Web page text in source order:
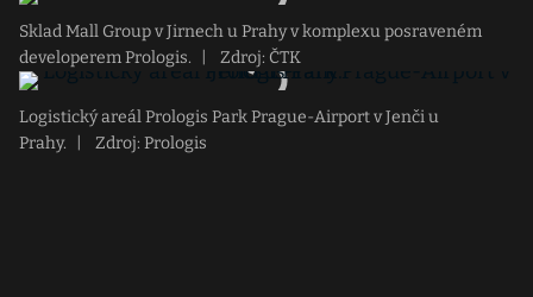
Sklad Mall Group v Jirnech u Prahy v komplexu posraveném
developerem Prologis.
Zdroj: ČTK
Logistický areál Prologis Park Prague-Airport v Jenči u
Prahy.
Zdroj: Prologis